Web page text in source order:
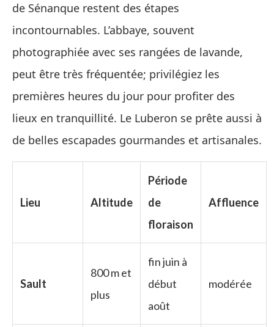
de Sénanque restent des étapes
incontournables. L’abbaye, souvent
photographiée avec ses rangées de lavande,
peut être très fréquentée; privilégiez les
premières heures du jour pour profiter des
lieux en tranquillité. Le Luberon se prête aussi à
de belles escapades gourmandes et artisanales.
Lieu Altitude
Période
de
floraison
Affluence
Sault
800 m et
plus
fin juin à
début
août
modérée